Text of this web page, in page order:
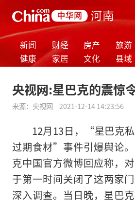
新闻 财经 房产 旅游
健康
家居 文化 县域
央视网:星巴克的震惊
来源： 央视网 2021-12-14 14:23:56
12月13日，“星巴克
过期食材”事件引爆舆论
克中国官方微博回应称，
于第一时间关闭了这两家
深入调查。当日晚，星巴